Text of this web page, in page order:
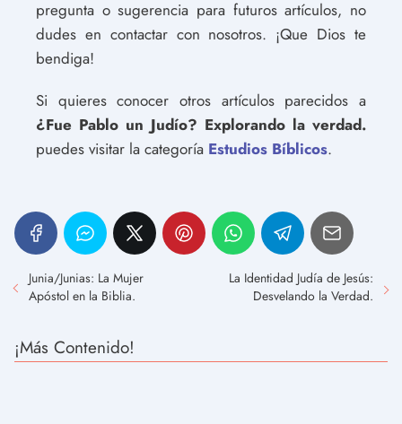
pregunta o sugerencia para futuros artículos, no
dudes en contactar con nosotros. ¡Que Dios te
bendiga!
Si quieres conocer otros artículos parecidos a
¿Fue Pablo un Judío? Explorando la verdad.
puedes visitar la categoría Estudios Bíblicos.
Junia/Junias: La Mujer
Apóstol en la Biblia.
La Identidad Judía de Jesús:
Desvelando la Verdad.
¡Más Contenido!